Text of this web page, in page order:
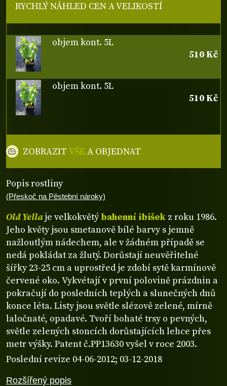
Rozšířený popis
Popis rostliny
(Přeskoč na Pěstební nároky)
Old Yellaje velkokvětýbahenní ibišek z roku 1986.
Jeho květy jsou smetanově bílé barvy s jemně
nažloutlým nádechem, ale v žádném případě se
nedá pokládat za žlutý. Dorůstají neuvěřitelné
šířky 23-25 cm a uprostřed je zdobí sytě karmínově
červené oko. Vykvétají v první polovině prázdnin a
pokračují do posledních teplých a slunečných dnů
konce léta. Listy jsou světle slézově zelené, mírně
laločnaté, opadavé. Tvoří bohaté trsy o pevných,
světle zelených stoncích dorůstajících lehce přes
metr výšky. Patent č.PP13630 vyšel v roce 2003.
Poslední revize 04-06-2012; 03-12-2018
RYCHLÝ NÁHLED CEN A VELIKOSTÍ
objem kont. 5L
510 Kč
objem kont. 5L
510 Kč
ZOBRAZITVŠE A OBJEDNAT